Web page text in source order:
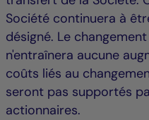
Société continuera à
désigné. Le
n'entraînera aucune
coûts liés au
seront pas supportés
actionnaires.